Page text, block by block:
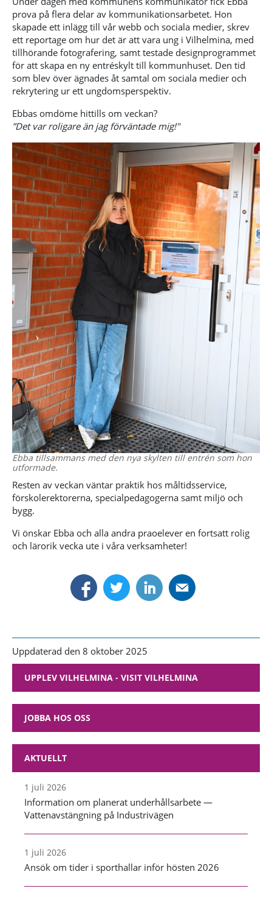
AKTUELLT
1 juli 2026
Information om planerat underhållsarbete —
Vattenavstängning på Industrivägen
1 juli 2026
Ansök om tider i sporthallar inför hösten 2026
prova på flera delar av kommunikationsarbetet. Hon
skapade ett inlägg till vår webb och sociala medier, skrev
ett reportage om hur det är att vara ung i Vilhelmina, med
tillhörande fotografering, samt testade designprogrammet
för att skapa en ny entréskylt till kommunhuset. Den tid
som blev över ägnades åt samtal om sociala medier och
rekrytering ur ett ungdomsperspektiv.
Ebbas omdöme hittills om veckan?
”Det var roligare än jag förväntade mig!"
Ebba tillsammans med den nya skylten till entrén som hon
utformade.
Resten av veckan väntar praktik hos måltidsservice,
förskolerektorerna, specialpedagogerna samt miljö och
bygg.
Vi önskar Ebba och alla andra praoelever en fortsatt rolig
och lärorik vecka ute i våra verksamheter!
Uppdaterad den 8 oktober 2025
UPPLEV VILHELMINA - VISIT VILHELMINA
JOBBA HOS OSS